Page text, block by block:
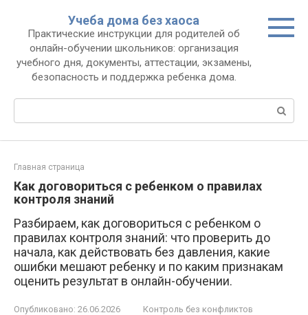
контенту
Учеба дома без хаоса
Практические инструкции для родителей об
онлайн-обучении школьников: организация
учебного дня, документы, аттестации, экзамены,
безопасность и поддержка ребенка дома.
Поиск:
Главная страница
Как договориться с ребенком о правилах
контроля знаний
Разбираем, как договориться с ребенком о
правилах контроля знаний: что проверить до
начала, как действовать без давления, какие
ошибки мешают ребенку и по каким признакам
оценить результат в онлайн-обучении.
Опубликовано: 26.06.2026
Контроль без конфликтов